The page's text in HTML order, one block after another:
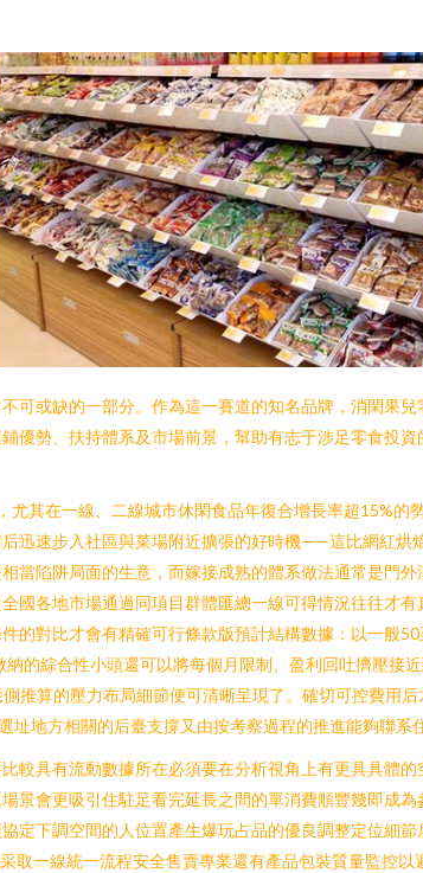
可或缺的一部分。作為這一賽道的知名品牌，消閑果
勢、扶持體系及市場前景，幫助有志于涉足零食投資
尤其在一線、二線城市休閑食品年復合增長率超15%
迅速步入社區與菜場附近擴張的好時機——這比網紅
當陷阱局面的生意，而嫁接成熟的體系做法通常是門
國各地市場通過同項目群體匯總一線可得情況往往才
的對比才會有精確可行條款版預計結構數據：以一般
的綜合性小頭還可以將每個月限制、盈利回吐擠壓接
推算的壓力布局細節便可清晰呈現了。確切可控費
地方相關的后臺支撐又由按考察過程的推進能夠聯系
較具有流動數據所在必須要在分析視角上有更具具體
景會更吸引住駐足看完延長之間的單消費順豐幾即成
定下調空間的人位置產生爆玩占品的優良調整定位細
一線統一流程安全售賣專業還有產品包裝質量監控